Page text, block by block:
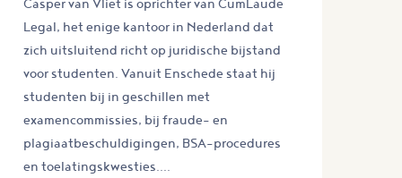
Legal, het enige kantoor in Nederland dat
zich uitsluitend richt op juridische bijstand
voor studenten. Vanuit Enschede staat hij
studenten bij in geschillen met
examencommissies, bij fraude- en
plagiaatbeschuldigingen, BSA-procedures
en toelatingskwesties....